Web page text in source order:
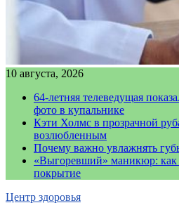
10 августа, 2026
64-летняя телеведущая
фото в купальнике
Кэти Холмс в прозрачной
возлюбленным
Почему важно увлажнять
«Выгоревший» маникюр: как
покрытие
Центр здоровья